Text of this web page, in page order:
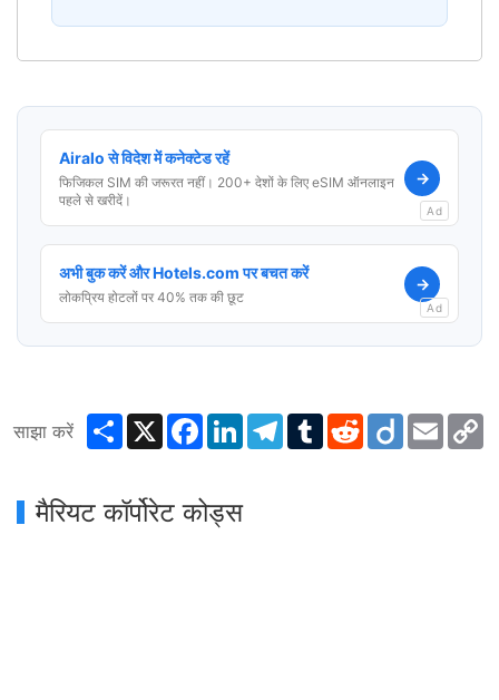
Airalo से विदेश में कनेक्टेड रहें
फिजिकल SIM की जरूरत नहीं। 200+ देशों के लिए eSIM ऑनलाइन
पहले से खरीदें।
→
Ad
अभी बुक करें और Hotels.com पर बचत करें
लोकप्रिय होटलों पर 40% तक की छूट
→
Ad
साझा करें ShareX Facebook
LinkedInTelegram
TumblrRedditDiigo Email
मैरियट कॉर्पोरेट कोड्स